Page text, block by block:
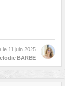
le 11 juin 2025
BARBE